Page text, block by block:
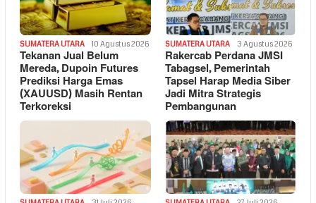
SUMATERA UTARA 10 Agustus 2026
Tekanan Jual Belum
Mereda, Dupoin Futures
Prediksi Harga Emas
(XAUUSD) Masih Rentan
Terkoreksi
SUMATERA UTARA 3 Agustus 2026
Rakercab Perdana JMSI
Tabagsel, Pemerintah
Tapsel Harap Media Siber
Jadi Mitra Strategis
Pembangunan